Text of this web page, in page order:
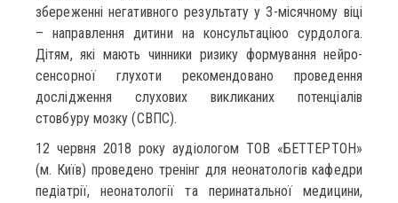
збереженні негативного результату у 3-місячному віці
– направлення дитини на консультаціюо сурдолога.
Дітям, які мають чинники ризику формування нейро-
сенсорної глухоти рекомендовано проведення
дослідження слухових викликаних потенціалів
стовбуру мозку (СВПС).
12 червня 2018 року аудіологом ТОВ «БЕТТЕРТОН»
(м. Київ) проведено тренінг для неонатологів кафедри
педіатрії, неонатології та перинатальної медицини,